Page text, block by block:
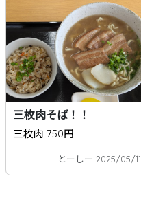
三枚肉そば！！
三枚肉 750円
とーしー 2025/05/11